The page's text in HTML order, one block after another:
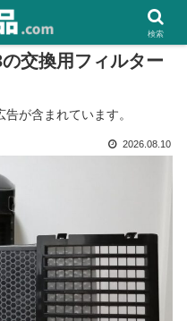
交換用フィルター
が含まれています。
2026.08.10
検索